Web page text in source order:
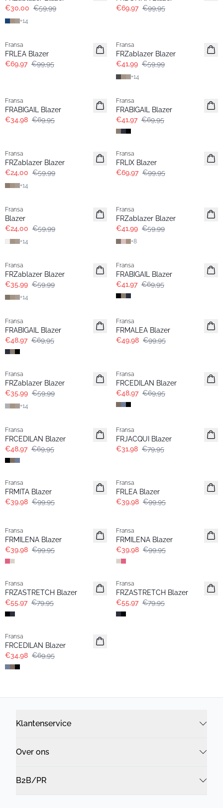
€30,00 €59,99
+14
€69,97 €99,95
Fransa
FRLEA Blazer
€69,97 €99,95
Extended size
Fransa
FRZablazer Blazer
€41,99 €59,99
+14
Fransa
FRABIGAIL Blazer
€34,98 €69,95
Fransa
FRABIGAIL Blazer
€41,97 €69,95
Extended size
Fransa
FRZablazer Blazer
€24,00 €59,99
+14
-30%
Fransa
FRLIX Blazer
€69,97 €99,95
Extended size
Fransa
Blazer
€24,00 €59,99
+14
Extended size
Fransa
FRZablazer Blazer
€41,99 €59,99
+8
Extended size
Fransa
FRZablazer Blazer
€35,99 €59,99
+14
Fransa
FRABIGAIL Blazer
€41,97 €69,95
Fransa
FRABIGAIL Blazer
€48,97 €69,95
Fransa
FRMALEA Blazer
€49,98 €99,95
Extended size
- 40%
Fransa
FRZablazer Blazer
€35,99 €59,99
+14
Fransa
FRCEDILAN Blazer
€48,97 €69,95
Fransa
FRCEDILAN Blazer
€48,97 €69,95
Fransa
FRJACQUI Blazer
€31,98 €79,95
- 60%
Fransa
FRMITA Blazer
€39,98 €99,95
Fransa
FRLEA Blazer
€39,98 €99,95
Fransa
FRMILENA Blazer
€39,98 €99,95
Fransa
FRMILENA Blazer
€39,98 €99,95
-30%
Fransa
FRZASTRETCH Blazer
€55,97 €79,95
-30%
Fransa
FRZASTRETCH Blazer
€55,97 €79,95
- 50%
Fransa
FRCEDILAN Blazer
€34,98 €69,95
Klantenservice
Over ons
B2B/PR